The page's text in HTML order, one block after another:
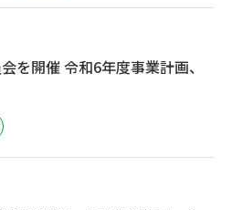
を開催 令和6年度事業計画、